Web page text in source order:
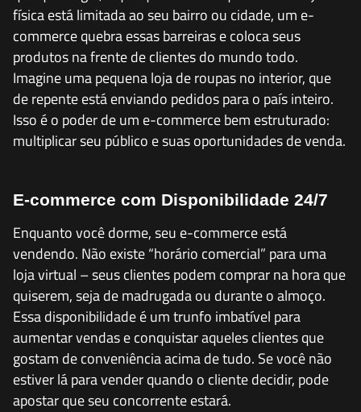
física está limitada ao seu bairro ou cidade, um e-
commerce quebra essas barreiras e coloca seus
produtos na frente de clientes do mundo todo.
Imagine uma pequena loja de roupas no interior, que
de repente está enviando pedidos para o país inteiro.
Isso é o poder de um e-commerce bem estruturado:
multiplicar seu público e suas oportunidades de venda.
E-commerce com Disponibilidade 24/7
Enquanto você dorme, seu e-commerce está
vendendo. Não existe “horário comercial” para uma
loja virtual – seus clientes podem comprar na hora que
quiserem, seja de madrugada ou durante o almoço.
Essa disponibilidade é um trunfo imbatível para
aumentar vendas e conquistar aqueles clientes que
gostam de conveniência acima de tudo. Se você não
estiver lá para vender quando o cliente decidir, pode
apostar que seu concorrente estará.